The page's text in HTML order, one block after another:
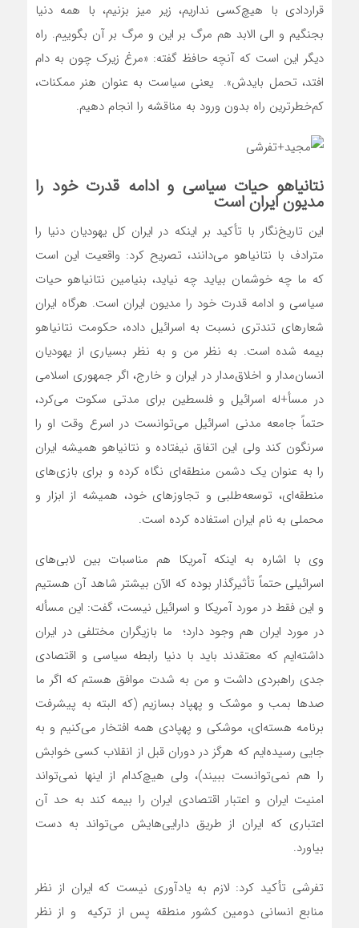
قراردادی با هیچ‌کسی نداریم، زیر میز بزنیم، با همه دنیا
بجنگیم و الی الابد هم مرگ بر این و مرگ بر آن بگوییم. راه
دیگر این است که آنچه حافظ گفته: «مرغ زیرک چون به دام
افتد، تحمل بایدش». یعنی سیاست به عنوان هنر ممکنات،
کم‌خطرترین راه بدون ورود به مناقشه را انجام دهیم.
نتانیاهو حیات سیاسی و ادامه قدرت خود را
مدیون ایران است
این تاریخ‌نگار با تأکید بر اینکه در ایران کل یهودیان دنیا را
مترادف با نتانیاهو می‌دانند، تصریح کرد: واقعیت این است
که ما چه خوشمان بیاید چه نیاید، بنیامین نتانیاهو حیات
سیاسی و ادامه قدرت خود را مدیون ایران است. هرگاه ایران
شعارهای تندتری نسبت به اسرائیل داده، حکومت نتانیاهو
بیمه شده است. به نظر من و به نظر بسیاری از یهودیان
انسان‌مدار و اخلاق‌مدار در ایران و خارج، اگر جمهوری اسلامی
در مسأ+له اسرائیل و فلسطین برای مدتی سکوت می‌کرد،
حتماً جامعه مدنی اسرائیل می‌توانست در اسرع وقت او را
سرنگون کند ولی این اتفاق نیفتاده و نتانیاهو همیشه ایران
را به عنوان یک دشمن منطقه‌ای نگاه کرده و برای بازی‌های
منطقه‌ای، توسعه‌طلبی و تجاوزهای خود، همیشه از ابزار و
محملی به نام ایران استفاده کرده است.
وی با اشاره به اینکه آمریکا هم مناسبات بین لابی‌های
اسرائیلی حتماً تأثیرگذار بوده که الآن بیشتر شاهد آن هستیم
و این فقط در مورد آمریکا و اسرائیل نیست، گفت: این مسأله
در مورد ایران هم وجود دارد؛ ما بازیگران مختلفی در ایران
داشته‌ایم که معتقدند باید با دنیا رابطه سیاسی و اقتصادی
جدی راهبردی داشت و من به شدت موافق هستم که اگر ما
صدها بمب و موشک و پهپاد بسازیم (که البته به پیشرفت
برنامه هسته‌ای، موشکی و پهپادی همه افتخار می‌کنیم و به
جایی رسیده‌ایم که هرگز در دوران قبل از انقلاب کسی خوابش
را هم نمی‌توانست ببیند)، ولی هیچ‌کدام از اینها نمی‌تواند
امنیت ایران و اعتبار اقتصادی ایران را بیمه کند به حد آن
اعتباری که ایران از طریق دارایی‌هایش می‌تواند به دست
بیاورد.
تفرشی تأکید کرد: لازم به یادآوری نیست که ایران از نظر
منابع انسانی دومین کشور منطقه پس از ترکیه و از نظر